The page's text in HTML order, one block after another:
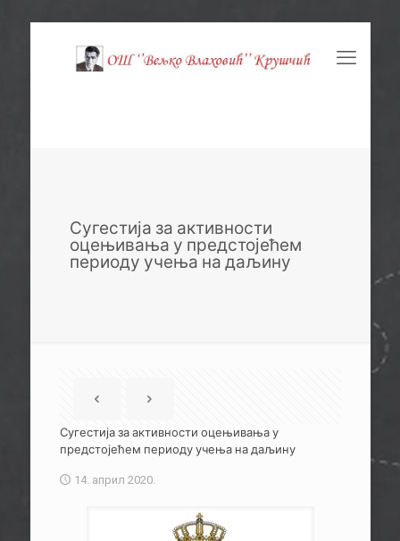
Сугестија за активности
оцењивања у предстојећем
периоду учења на даљину
Сугестија за активности оцењивања у
предстојећем периоду учења на даљину
14. април 2020.